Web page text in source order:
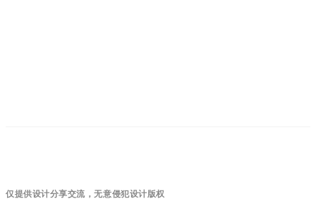
仅提供设计分享交流，无意侵犯设计版权